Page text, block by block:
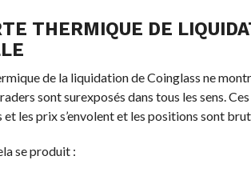
THERMIQUE DE
de la liquidation de Coinglass ne
sont surexposés dans tous les sens.
et les prix s’envolent et les positions sont
se produit :